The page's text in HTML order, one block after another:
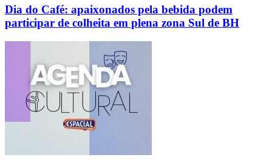
Dia do Café: apaixonados pela bebida podem
participar de colheita em plena zona Sul de BH